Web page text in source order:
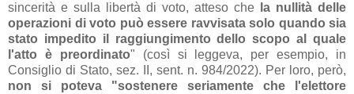
sincerità e sulla libertà di voto, atteso che
la nullità delle
operazioni di voto può essere ravvisata solo quando sia
stato impedito il raggiungimento dello scopo al quale
l'atto è preordinato" (così si leggeva, per esempio, in
Consiglio di Stato, sez. II, sent. n. 984/2022). Per loro, però,
non si poteva "sostenere seriamente che l'elettore